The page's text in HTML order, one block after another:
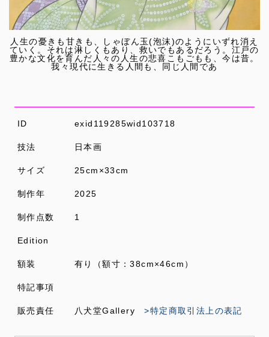
人生の憂きも甘きも、しゃぼん玉(泡沫)のようにいずれ消え
ていく。それは淋しくもあり、救いでもあるだろう。江戸の
豊かな文化を育んだ人々の人生の悲喜こもごもも、今は昔。
我々現代に生きる人間も、同じ人間であ
ID exid119285wid103718
技法 日本画
サイズ 25cm×33cm
制作年 2025
制作点数 1
Edition
額装 有り（額寸：38cm×46cm）
特記事項
販売責任 八犬堂Gallery>特定商取引法上の表記